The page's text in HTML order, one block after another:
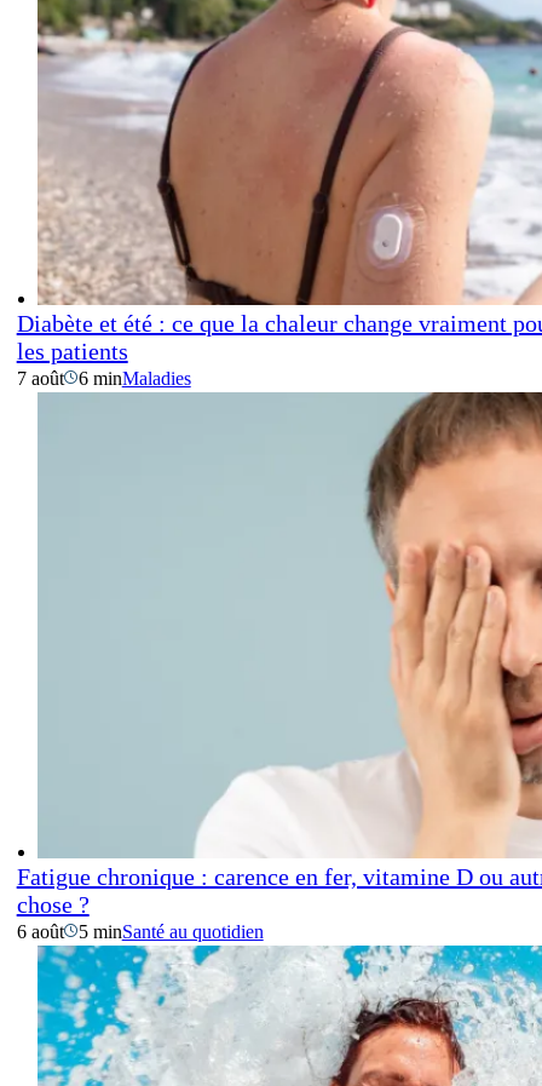
Diabète et été : ce que la chaleur change vraiment
les patients
7 août 6 minMaladies
Fatigue chronique : carence en fer, vitamine D ou
chose ?
6 août 5 minSanté au quotidien